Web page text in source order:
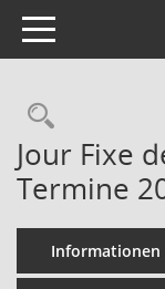
Toggle navigation
Jour Fixe
Termine
Informationen